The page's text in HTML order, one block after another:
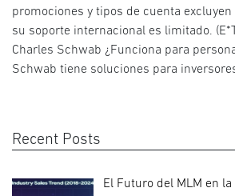
promociones y tipos de cuenta
su soporte internacional es limitado.
Charles Schwab ¿Funciona para
Schwab tiene soluciones para
Recent Posts
El Futuro del MLM en la